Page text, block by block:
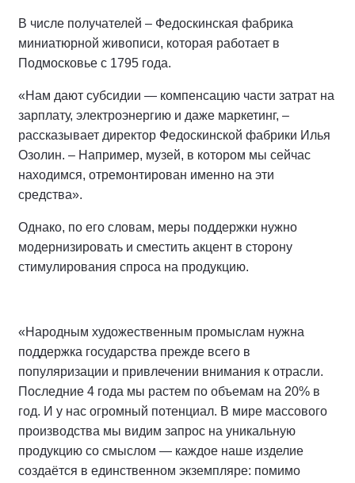
В числе получателей – Федоскинская фабрика
миниатюрной живописи, которая работает в
Подмосковье с 1795 года.
«Нам дают субсидии — компенсацию части затрат на
зарплату, электроэнергию и даже маркетинг, –
рассказывает директор Федоскинской фабрики Илья
Озолин. – Например, музей, в котором мы сейчас
находимся, отремонтирован именно на эти
средства».
Однако, по его словам, меры поддержки нужно
модернизировать и сместить акцент в сторону
стимулирования спроса на продукцию.
«Народным художественным промыслам нужна
поддержка государства прежде всего в
популяризации и привлечении внимания к отрасли.
Последние 4 года мы растем по объемам на 20% в
год. И у нас огромный потенциал. В мире массового
производства мы видим запрос на уникальную
продукцию со смыслом — каждое наше изделие
создаётся в единственном экземпляре: помимо